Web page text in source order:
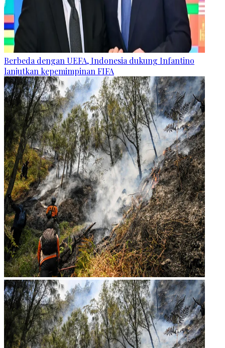
Berbeda dengan UEFA, Indonesia dukung Infantino
lanjutkan kepemimpinan FIFA